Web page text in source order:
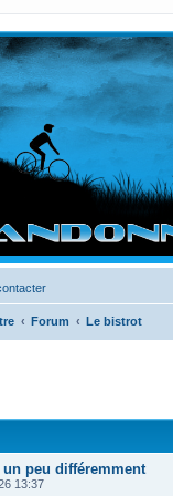
de Bretagne . Bonne
Forum Le bistrot
peu différemment
13:37